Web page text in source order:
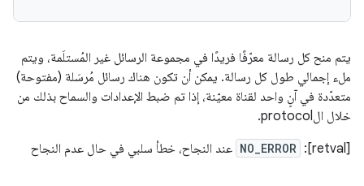
يتم منح كل رسالة معرّفًا فريدًا في مجموعة الرسائل غير المُستلَمة، ويتم
ملء إجمالي طول كل رسالة. يمكن أن تكون هناك رسائل مُرسَلة (مفتوحة)
متعدّدة في آنٍ واحد لقناة معيّنة، إذا تم ضبط الإعدادات والسماح بذلك من
خلال الprotocol.
[retval]:
NO_ERROR عند النجاح، خطأ سلبي في حال عدم النجاح